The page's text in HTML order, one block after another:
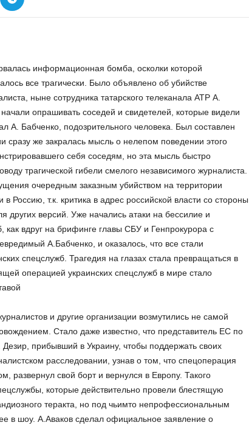
информационная бомба, осколки которой
все трагически. Было объявлено об убийстве
ныне сотрудника татарского телеканала АТР А.
опрашивать соседей и свидетелей, которые видели
А. Бабченко, подозрительного человека. Был составлен
сразу же закралась мысль о нелепом поведении этого
себя соседям, но эта мысль быстро
трагической гибели смелого независимого журналиста.
очередным заказным убийством на территории
Россию, т.к. критика в адрес российской власти со стороны
других версий. Уже начались атаки на бессилие и
как вдруг на брифинге главы СБУ и Генпрокурора с
А.Бабченко, и оказалось, что все стали
спецслужб. Трагедия на глазах стала превращаться в
операцией украинских спецслужб в мире стало
и другие организации возмутились не самой
Стало даже известно, что представитель ЕС по
прибывший в Украину, чтобы поддержать своих
расследовании, узнав о том, что спецоперация
развернул свой борт и вернулся в Европу. Такого
которые действительно провели блестящую
теракта, но под чьим­то непрофессиональным
в шоу. А.Аваков сделал официальное заявление о